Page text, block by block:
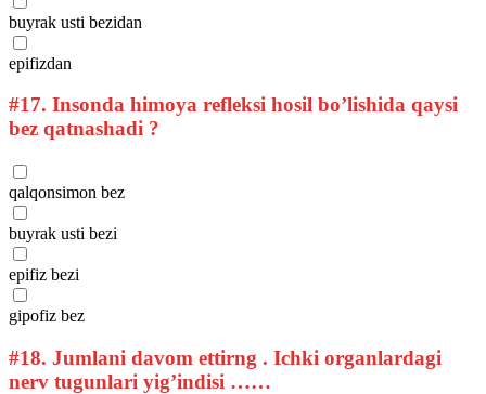
buyrak usti bezidan
epifizdan
#17. Insonda himoya refleksi hosil bo’lishida qaysi
bez qatnashadi ?
qalqonsimon bez
buyrak usti bezi
epifiz bezi
gipofiz bez
#18. Jumlani davom ettirng . Ichki organlardagi
nerv tugunlari yig’indisi ……